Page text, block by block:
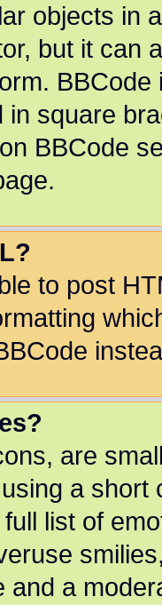
objects in
but it can
in square
BBCode
to post
are
a short
list of
and a